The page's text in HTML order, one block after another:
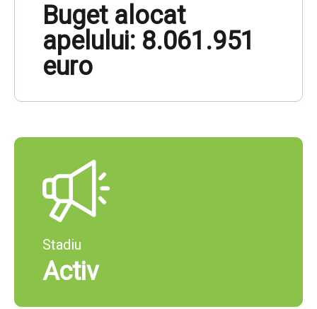
Buget alocat
apelului: 8.061.951
euro
Stadiu
Activ